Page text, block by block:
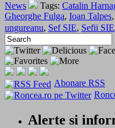
News
Tags: Catalin
Gheorghe Fulga, Ioan Talpes,
ungureanu, Sef SIE, Sefii SIE
Abonare RSS
Alerte si